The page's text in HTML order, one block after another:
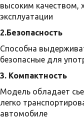
высоким качеством,
эксплуатации
2.Безопасность
Способна
безопасные для
3. Компактность
Модель обладает
легко
автомобиле